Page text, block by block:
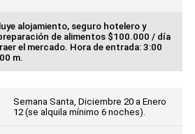
alojamiento, seguro hotelero y
de alimentos $100.000 / día
el mercado. Hora de entrada: 3:00
m.
Semana Santa, Diciembre 20 a Enero
12 (se alquila mínimo 6 noches).